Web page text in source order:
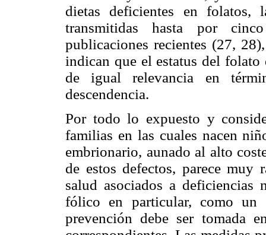
dietas deficientes en folatos,
transmitidas hasta por
publicaciones recientes (27,
indican que el estatus del folato
de igual relevancia en
descendencia.
Por todo lo expuesto y
familias en las cuales nacen
embrionario, aunado al alto
de estos defectos, parece muy
salud asociados a
fólico en particular, como un
prevención debe ser tomada